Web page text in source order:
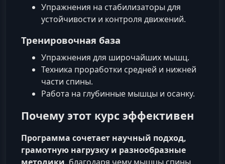
Упражнения на стабилизаторы для
устойчивости и контроля движений.
Тренировочная база
Упражнения для широчайших мышц.
Техника проработки средней и нижней
части спины.
Работа на глубинные мышцы и осанку.
Почему этот курс эффективен
Программа сочетает научный подход,
грамотную нагрузку и разнообразные